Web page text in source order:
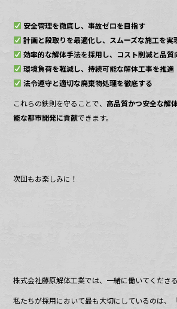
安全管理を徹底し、事故ゼロを目指す
計画と段取りを最適化し、スムーズな施工を実
効率的な解体手法を採用し、コスト削減と品質
環境負荷を軽減し、持続可能な解体工事を推進
法令遵守と適切な廃棄物処理を徹底する
これらの鉄則を守ることで、高品質かつ安全な解
能な都市開発に貢献できます。
次回もお楽しみに！
株式会社藤原解体工業では、一緒に働いてくださ
私たちが採用において最も大切にしているのは、「